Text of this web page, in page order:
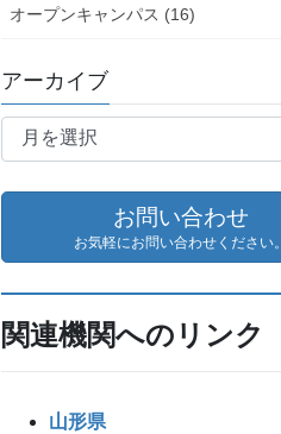
オープンキャンパス (16)
アーカイブ
ア
イ
お問い合わせ
お気軽にお問い合わせください。
関連機関へのリンク
山形県